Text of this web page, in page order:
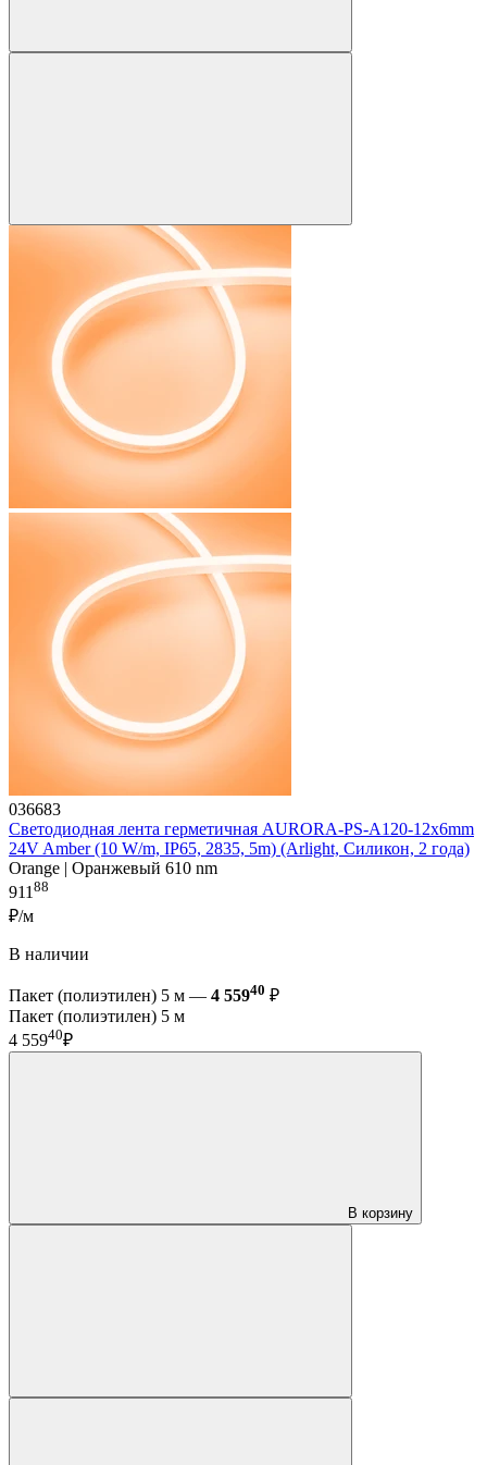
036683
Светодиодная лента герметичная AURORA-PS-A120-12x6mm
24V Amber (10 W/m, IP65, 2835, 5m) (Arlight, Силикон, 2 года)
Orange | Оранжевый 610 nm
91188
₽/м
В наличии
Пакет (полиэтилен) 5 м — 4 55940 ₽
Пакет (полиэтилен) 5 м
4 55940₽
В корзину